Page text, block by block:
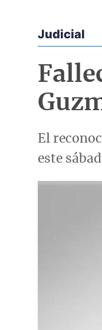
Econoticias y
Judicial
El
este